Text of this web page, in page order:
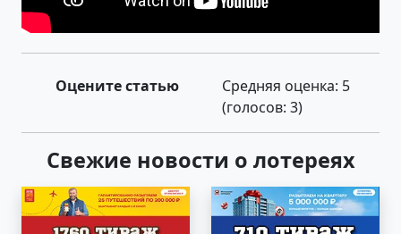
Оцените статью Средняя оценка: 5
(голосов: 3)
Свежие новости о лотереях